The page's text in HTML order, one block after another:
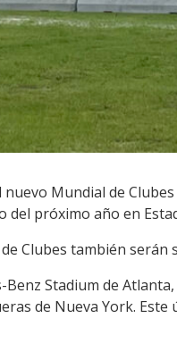
Mundial de
próximo año en
Clubes también serán
Stadium de
de Nueva York.